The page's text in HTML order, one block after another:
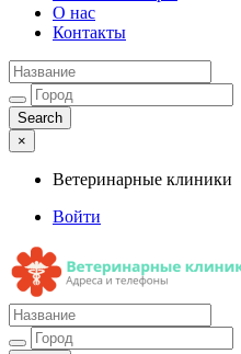
О нас
Контакты
×
Ветеринарные клиники
Войти
Ветеринарные клиники
Адреса и телефоны